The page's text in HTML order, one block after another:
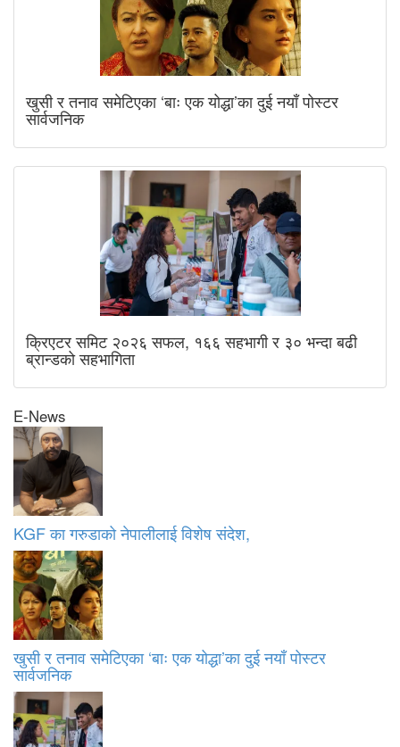
खुसी र तनाव समेटिएका ‘बाः एक योद्धा’का दुई नयाँ पोस्टर
सार्वजनिक
क्रिएटर समिट २०२६ सफल, १६६ सहभागी र ३० भन्दा बढी
ब्रान्डको सहभागिता
E-News
KGF का गरुडाको नेपालीलाई विशेष संदेश,
खुसी र तनाव समेटिएका ‘बाः एक योद्धा’का दुई नयाँ पोस्टर
सार्वजनिक